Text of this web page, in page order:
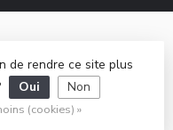
by Lightspeed
de rendre ce site plus
Oui Non
(cookies) »